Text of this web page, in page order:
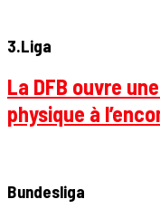
3.Liga
La DFB ouvre
physique à
Bundesliga